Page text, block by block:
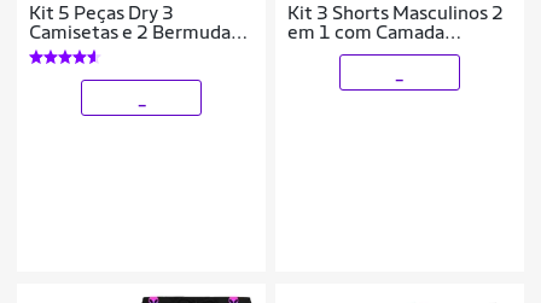
Kit 5 Peças Dry 3
Camisetas e 2 Bermudas
Alpha
Kit 3 Shorts Masculinos 2
em 1 com Camada
Térmica e Tecido de Alta